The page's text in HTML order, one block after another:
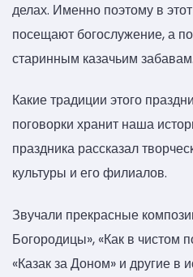
делах. Именно поэтому в
посещают богослужение, а
старинным казачьим забавам.
Какие традиции этого
поговорки хранит наша
праздника рассказал
культуры и его филиалов.
Звучали прекрасные
Богородицы», «Как в чистом
«Казак за Доном» и другие в